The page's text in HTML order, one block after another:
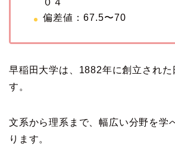
偏差値：67.5〜70
早稲田大学は、1882年に創立され
す。
文系から理系まで、幅広い分野を学
ります。